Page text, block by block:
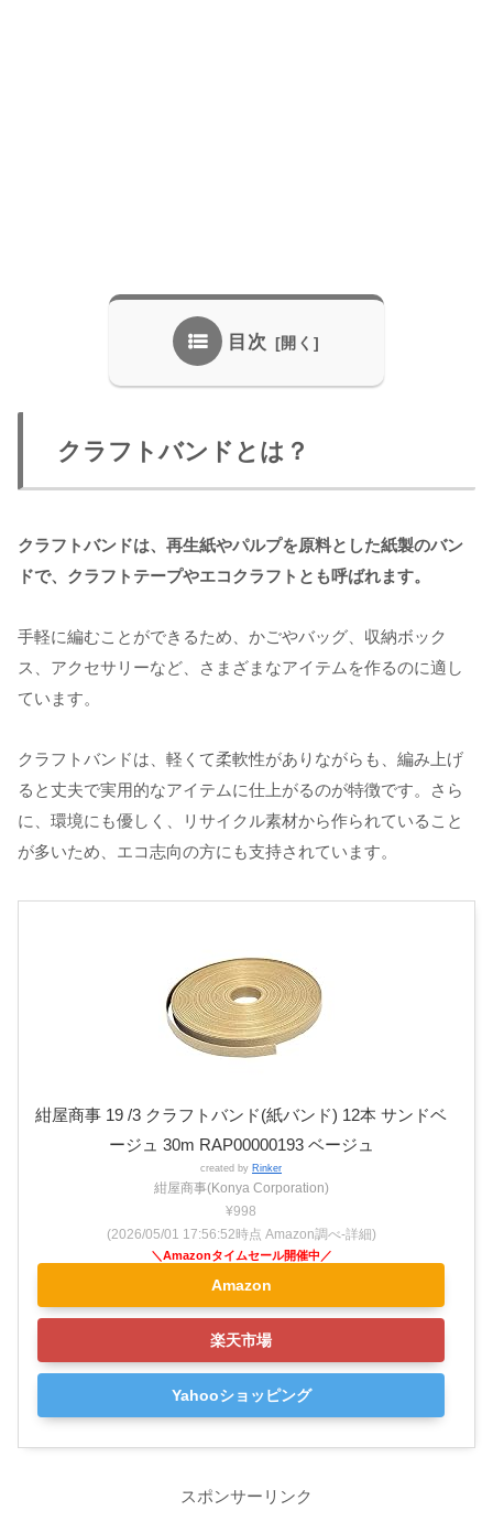
目次
クラフトバンドとは？
クラフトバンドは、再生紙やパルプを原料とした紙製のバン
ドで、クラフトテープやエコクラフトとも呼ばれます。
手軽に編むことができるため、かごやバッグ、収納ボック
ス、アクセサリーなど、さまざまなアイテムを作るのに適し
ています。
クラフトバンドは、軽くて柔軟性がありながらも、編み上げ
ると丈夫で実用的なアイテムに仕上がるのが特徴です。さら
に、環境にも優しく、リサイクル素材から作られていること
が多いため、エコ志向の方にも支持されています。
紺屋商事 19 /3 クラフトバンド(紙バンド) 12本 サンドベ
ージュ 30m RAP00000193 ベージュ
created by Rinker
紺屋商事(Konya Corporation)
¥998
(2026/05/01 17:56:52時点 Amazon調べ-詳細)
Amazon
楽天市場
Yahooショッピング
スポンサーリンク